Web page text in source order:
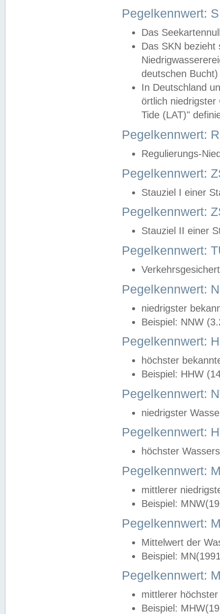
Pegelkennwert:
Das
Das SKN
deutschen
In Deutschland
örtlich
Tide (LAT)"
Pegelkennwert:
Regulierungs-
Pegelkennwert:
Stauziel I einer
Pegelkennwert:
Stauziel II einer
Pegelkennwert:
Pegelkennwert:
niedrigster
Beispiel: NNW
Pegelkennwert:
höchster
Beispiel: HHW
Pegelkennwert:
niedrigster
Pegelkennwert:
höchster
Pegelkennwert:
mittlerer
Beispiel:
Pegelkennwert:
Mittelwert der
Beispiel:
Pegelkennwert:
mittlerer
Beispiel: